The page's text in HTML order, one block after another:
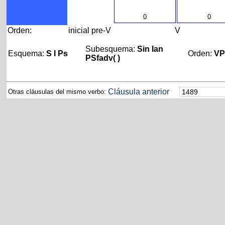
0 0
Orden: inicial pre-V V
Esquema: S I Ps
Subesquema:Sin Ian
PSfadv( )
Orden:VP
Otras cláusulas del mismo verbo: Cláusula anterior